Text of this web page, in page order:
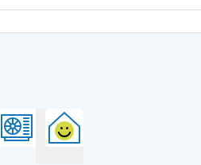
Ferienhaus für 8 Personen
Ferienhaus für 10 Personen